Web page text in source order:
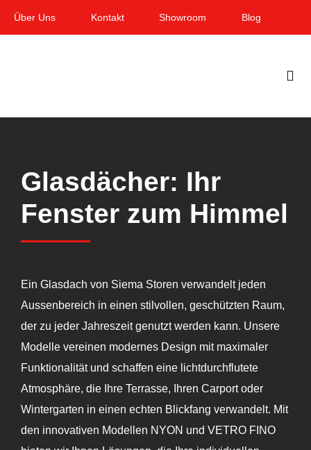
Zum
Über Uns Kontakt Showroom Blog
Fenster
Smart Home
Glasdächer: Ihr
Fenster zum Himmel
Ein Glasdach von Siema Storen verwandelt jeden
Aussenbereich in einen stilvollen, geschützten Raum,
der zu jeder Jahreszeit genutzt werden kann. Unsere
Modelle vereinen modernes Design mit maximaler
Funktionalität und schaffen eine lichtdurchflutete
Atmosphäre, die Ihre Terrasse, Ihren Carport oder
Wintergarten in einen echten Blickfang verwandelt. Mit
den innovativen Modellen NYON und VETRO FINO